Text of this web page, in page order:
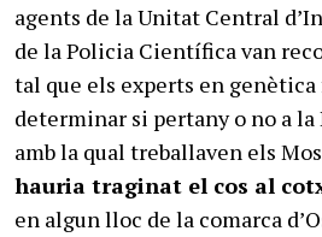
agents de la Unitat Central
de la Policia Científica van
tal que els experts en
determinar si pertany o no a la
amb la qual treballaven els
hauria traginat el cos al
en algun lloc de la comarca